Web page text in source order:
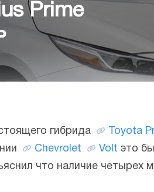
Prime
гибрида Toyota
Chevrolet Volt это
что наличие четырех